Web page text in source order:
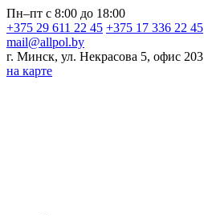
Пн–пт с 8:00 до 18:00
+375 29 611 22 45 +375 17 336 22 45
mail@allpol.by
г. Минск, ул. Некрасова 5, офис 203
на карте